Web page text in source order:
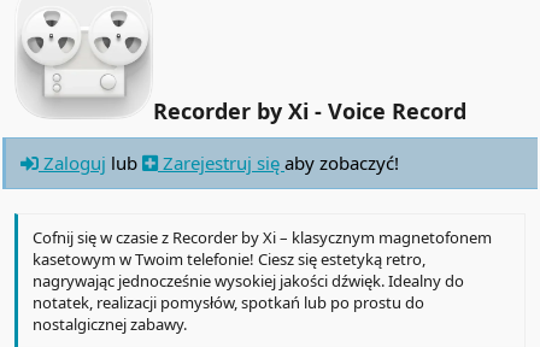
Recorder by Xi - Voice Record​
Zaloguj lub Zarejestruj się aby zobaczyć!
Cofnij się w czasie z Recorder by Xi – klasycznym magnetofonem
kasetowym w Twoim telefonie! Ciesz się estetyką retro,
nagrywając jednocześnie wysokiej jakości dźwięk. Idealny do
notatek, realizacji pomysłów, spotkań lub po prostu do
nostalgicznej zabawy.